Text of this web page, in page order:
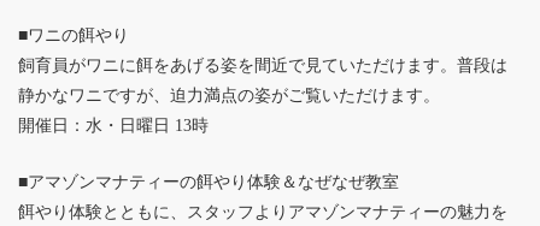
■ワニの餌やり
飼育員がワニに餌をあげる姿を間近で見ていただけます。普段は
静かなワニですが、迫力満点の姿がご覧いただけます。
開催日：水・日曜日 13時
■アマゾンマナティーの餌やり体験＆なぜなぜ教室
餌やり体験とともに、スタッフよりアマゾンマナティーの魅力を